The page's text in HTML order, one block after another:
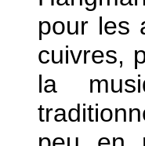
pour les
cuivres,
la